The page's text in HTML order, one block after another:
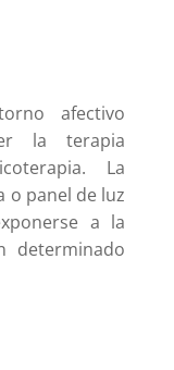
afectivo
la terapia
La
o panel de luz
a la
determinado